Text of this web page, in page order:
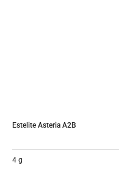
Estelite Asteria A2B
4 g